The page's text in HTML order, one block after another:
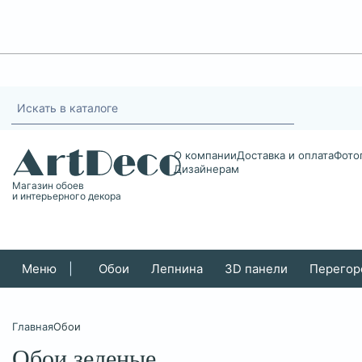
Магазин обоев
и интерьерного декора
О компанииДоставка и оплата
Дизайнерам
Меню Обои Лепнина 3D панели
ГлавнаяОбои